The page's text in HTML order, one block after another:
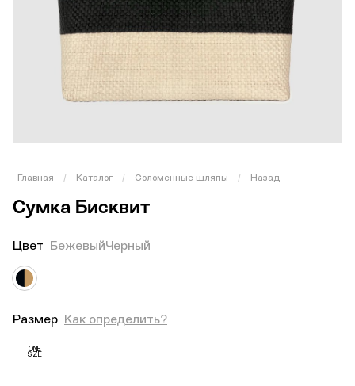
Главная / Каталог / Соломенные шляпы / Назад
Сумка Бисквит
Цвет БежевыйЧерный
Размер Как определить?
ONE
SIZE